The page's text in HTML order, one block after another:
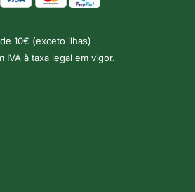
10€ (exceto ilhas)
IVA à taxa legal em vigor.